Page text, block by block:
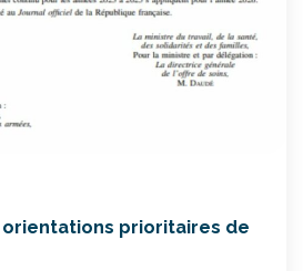
prioritaires de